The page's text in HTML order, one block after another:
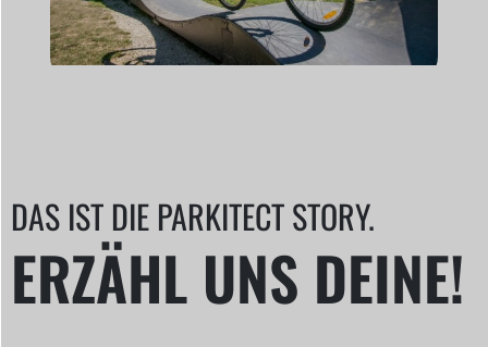
DAS IST DIE PARKITECT STORY.
ERZÄHL UNS DEINE!